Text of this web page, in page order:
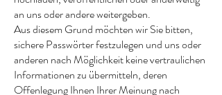
an uns oder andere weitergeben.
Aus diesem Grund möchten wir Sie bitten,
sichere Passwörter festzulegen und uns oder
anderen nach Möglichkeit keine vertraulichen
Informationen zu übermitteln, deren
Offenlegung Ihnen Ihrer Meinung nach